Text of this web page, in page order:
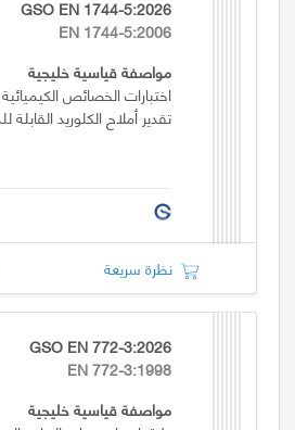
GSO EN 1744-5:2026
EN 1744-5:2006
مواصفة قياسية خليجية
تقدير أملاح الكلوريد
نظرة سريعة
GSO EN 772-3:2026
EN 772-3:1998
مواصفة قياسية خليجية